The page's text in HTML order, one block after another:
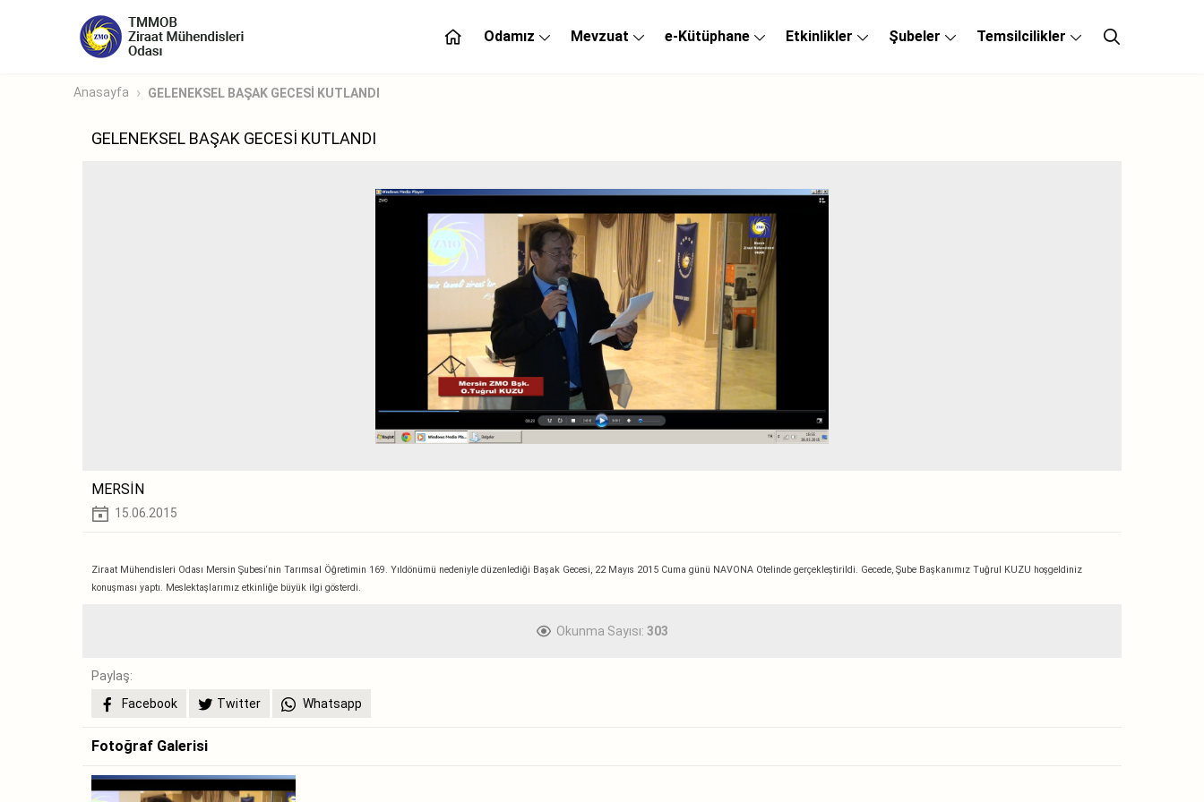
Odamız Mevzuat e-Kütüphane Etkinlikler Şubeler Temsilcilikler
Anasayfa GELENEKSEL BAŞAK GECESİ KUTLANDI
GELENEKSEL BAŞAK GECESİ KUTLANDI
MERSİN
15.06.2015
Ziraat Mühendisleri Odası Mersin Şubesi‘nin Tarımsal Öğretimin 169. Yıldönümü nedeniyle düzenlediği Başak Gecesi, 22 Mayıs 2015 Cuma günü NAVONA Otelinde gerçekleştirildi. Gecede, Şube Başkanımız Tuğrul KUZU hoşgeldiniz
konuşması yaptı. Meslektaşlarımız etkinliğe büyük ilgi gösterdi.
Okunma Sayısı: 303
Paylaş:
Facebook
Twitter Whatsapp
Fotoğraf Galerisi